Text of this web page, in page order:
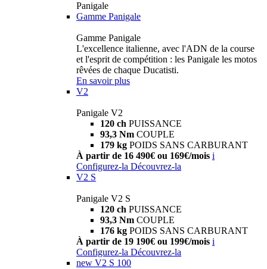
Panigale
Gamme Panigale
Gamme Panigale
L'excellence italienne, avec l'ADN de la course
et l'esprit de compétition : les Panigale les motos
rêvées de chaque Ducatisti.
En savoir plus
V2
Panigale V2
120 ch PUISSANCE
93,3 Nm COUPLE
179 kg POIDS SANS CARBURANT
À partir de 16 490€ ou 169€/mois i
Configurez-la Découvrez-la
V2 S
Panigale V2 S
120 ch PUISSANCE
93,3 Nm COUPLE
176 kg POIDS SANS CARBURANT
À partir de 19 190€ ou 199€/mois i
Configurez-la Découvrez-la
new V2 S 100